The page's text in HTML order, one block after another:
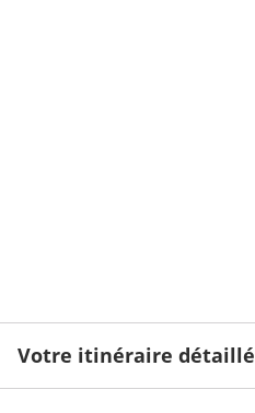
Votre itinéraire détaillé